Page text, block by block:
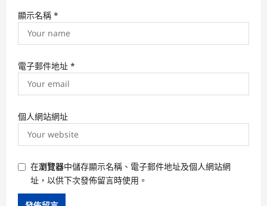
顯示名稱 *
電子郵件地址 *
個人網站網址
在瀏覽器中儲存顯示名稱、電子郵件地址及個人網站網
址，以供下次發佈留言時使用。